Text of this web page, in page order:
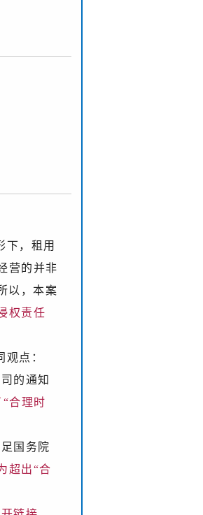
下，租用
营的并非
以，本案
权责任
点：
的通知
合理时
国务院
超出“合